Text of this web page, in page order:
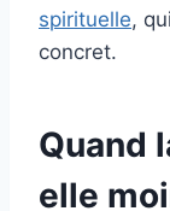
spirituelle,
concret.
Quand
elle